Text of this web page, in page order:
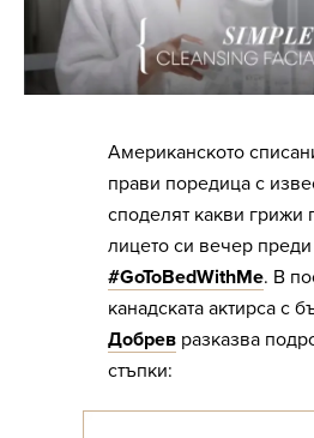
Американското
прави поредица с
споделят какви грижи
лицето си вечер
#GoToBedWithMe. В
канадската актирса с
Добрев разказва
стъпки: